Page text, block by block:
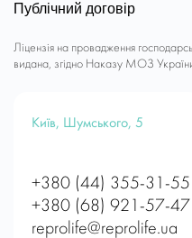
Публічний договір
Ліцензія на провадження
видана, згідно Наказу МОЗ
Київ, Шумського, 5
+380 (44) 355-31-55
+380 (68) 921-57-47
reprolife@reprolife.ua